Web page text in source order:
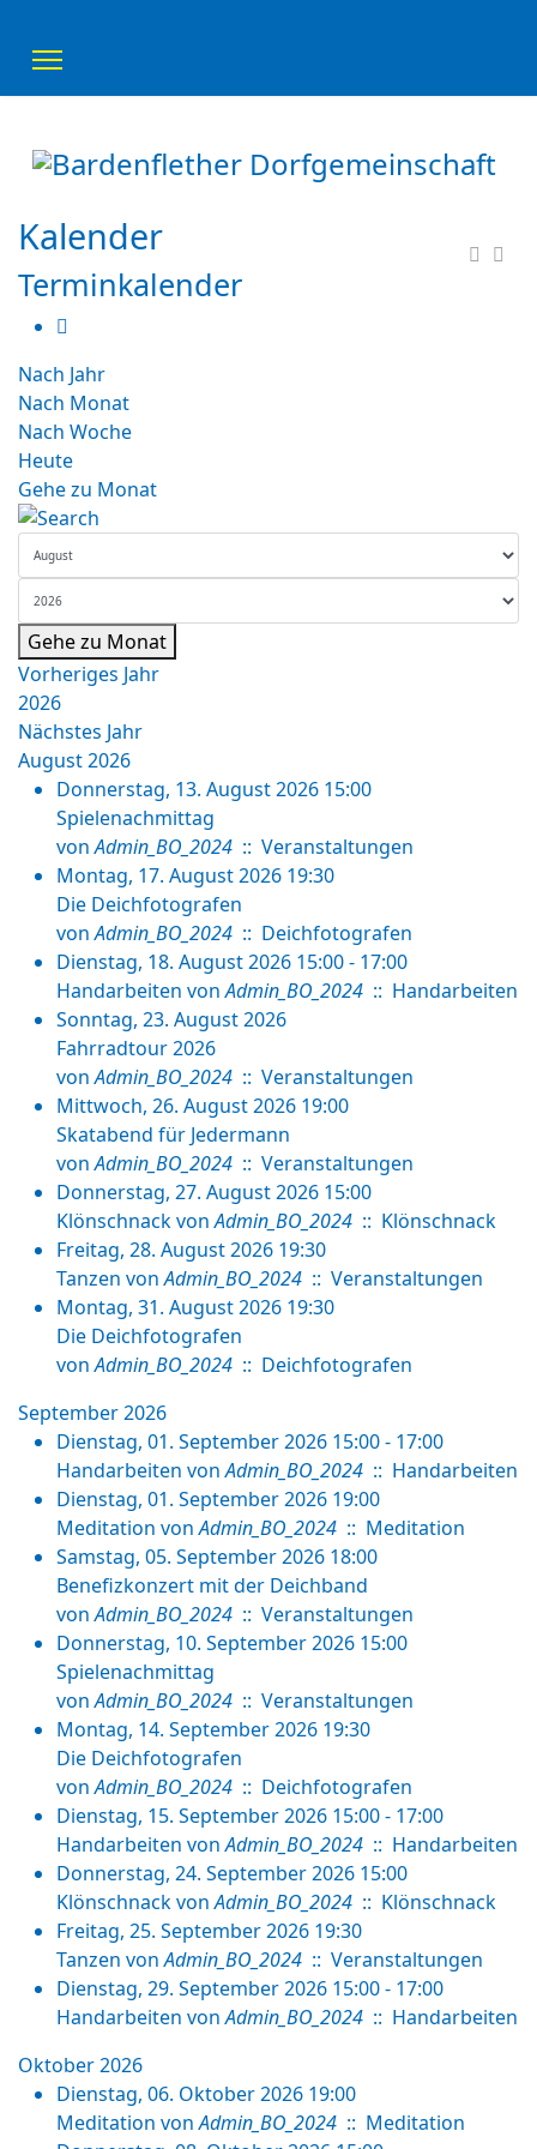
Kalender
Terminkalender
Nach Jahr
Nach Monat
Nach Woche
Heute
Gehe zu Monat
Gehe zu Monat
Vorheriges Jahr
2026
Nächstes Jahr
August 2026
Donnerstag, 13. August 2026 15:00
Spielenachmittag
von Admin_BO_2024 :: Veranstaltungen
Montag, 17. August 2026 19:30
Die Deichfotografen
von Admin_BO_2024 :: Deichfotografen
Dienstag, 18. August 2026 15:00 - 17:00
Handarbeiten von Admin_BO_2024 :: Handarbeiten
Sonntag, 23. August 2026
Fahrradtour 2026
von Admin_BO_2024 :: Veranstaltungen
Mittwoch, 26. August 2026 19:00
Skatabend für Jedermann
von Admin_BO_2024 :: Veranstaltungen
Donnerstag, 27. August 2026 15:00
Klönschnackvon Admin_BO_2024 :: Klönschnack
Freitag, 28. August 2026 19:30
Tanzen von Admin_BO_2024 :: Veranstaltungen
Montag, 31. August 2026 19:30
Die Deichfotografen
von Admin_BO_2024 :: Deichfotografen
September 2026
Dienstag, 01. September 2026 15:00 - 17:00
Handarbeiten von Admin_BO_2024 :: Handarbeiten
Dienstag, 01. September 2026 19:00
Meditation von Admin_BO_2024 :: Meditation
Samstag, 05. September 2026 18:00
Benefizkonzert mit der Deichband
von Admin_BO_2024 :: Veranstaltungen
Donnerstag, 10. September 2026 15:00
Spielenachmittag
von Admin_BO_2024 :: Veranstaltungen
Montag, 14. September 2026 19:30
Die Deichfotografen
von Admin_BO_2024 :: Deichfotografen
Dienstag, 15. September 2026 15:00 - 17:00
Handarbeiten von Admin_BO_2024 :: Handarbeiten
Donnerstag, 24. September 2026 15:00
Klönschnackvon Admin_BO_2024 :: Klönschnack
Freitag, 25. September 2026 19:30
Tanzen von Admin_BO_2024 :: Veranstaltungen
Dienstag, 29. September 2026 15:00 - 17:00
Handarbeiten von Admin_BO_2024 :: Handarbeiten
Oktober 2026
Dienstag, 06. Oktober 2026 19:00
Meditation von Admin_BO_2024 :: Meditation